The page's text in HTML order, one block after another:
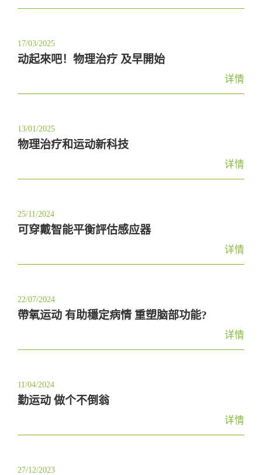
17/03/2025
动起來吧！物理治疗 及早開始
详情
13/01/2025
物理治疗和运动新科技
详情
25/11/2024
可穿戴智能平衡評估感应器
详情
22/07/2024
帶氧运动 有助穩定病情 重塑脑部功能?
详情
11/04/2024
勤运动 做个不倒翁
详情
27/12/2023